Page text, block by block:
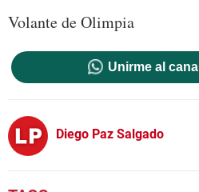
Volante de Olimpia
Unirme al
Diego Paz Salgado